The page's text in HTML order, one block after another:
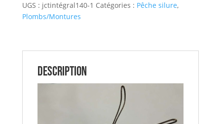
Intégrale
140
TANZILLI
UGS : jctintégral140-1 Catégories : Pêche silure,
Plombs/Montures
Description